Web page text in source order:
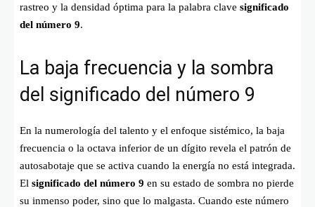
rastreo y la densidad óptima para la palabra clave significado
del número 9.
La baja frecuencia y la sombra
del significado del número 9
En la numerología del talento y el enfoque sistémico, la baja
frecuencia o la octava inferior de un dígito revela el patrón de
autosabotaje que se activa cuando la energía no está integrada.
El significado del número 9 en su estado de sombra no pierde
su inmenso poder, sino que lo malgasta. Cuando este número